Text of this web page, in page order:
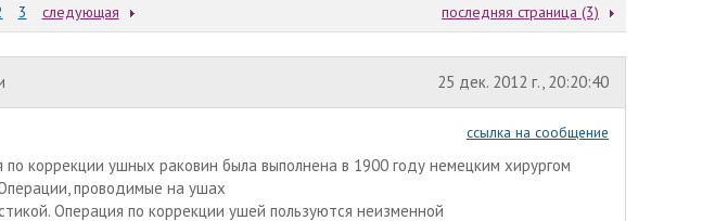
3 следующая последняя страница (3)
25 дек. 2012 г., 20:20:40
ссылка на сообщение
по коррекции ушных раковин была выполнена в 1900 году немецким хирургом
проводимые на ушах
Операция по коррекции ушей пользуются неизменной